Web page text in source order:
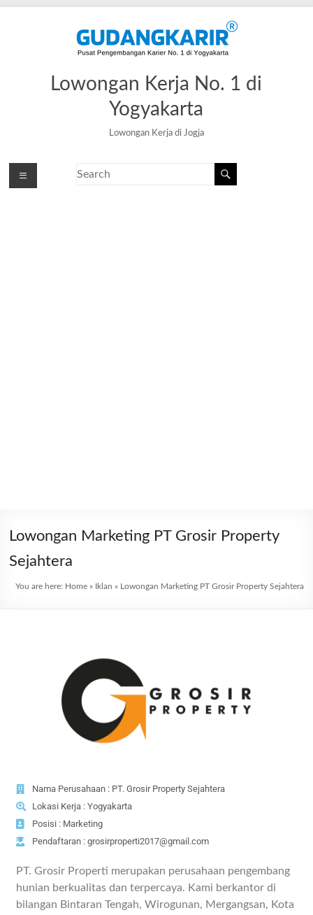
Lowongan Kerja No. 1 di
Yogyakarta
Lowongan Kerja di Jogja
Lowongan Marketing PT Grosir Property
Sejahtera
You are here: Home» Iklan » Lowongan Marketing PT Grosir Property Sejahtera
Nama Perusahaan : PT. Grosir Property Sejahtera
Lokasi Kerja : Yogyakarta
Posisi : Marketing
Pendaftaran : grosirproperti2017@gmail.com
PT. Grosir Properti merupakan perusahaan pengembang
hunian berkualitas dan terpercaya. Kami berkantor di
bilangan Bintaran Tengah, Wirogunan, Mergangsan, Kota